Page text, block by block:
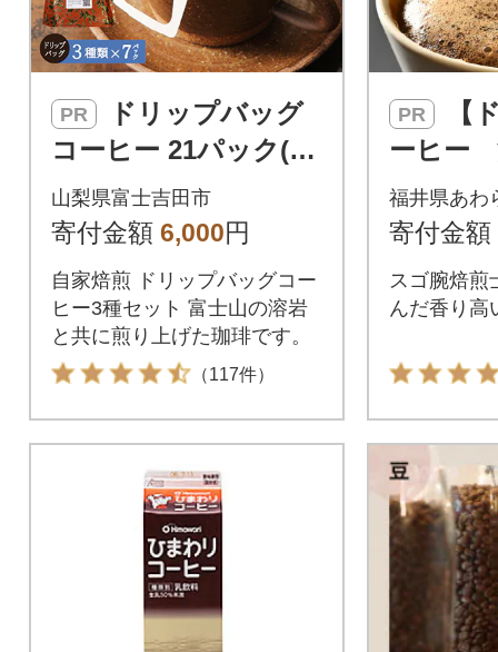
PR
コーヒー 21パック(各
7パック×3種) 飲み比
べ珈琲セット 富士山
山梨県富士吉田市
寄付金額 6,000円
自家焙煎 ドリップバッグコー
ヒー3種セット 富士山の溶岩
と共に煎り上げた珈琲です。
（117件）
PR
ーヒー
ピアン
ップ25
福井県あわ
寄付金額
スゴ腕焙煎
んだ香り高